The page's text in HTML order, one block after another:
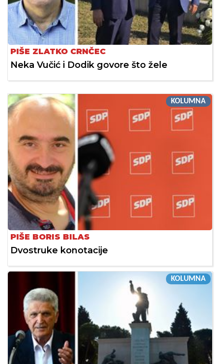
PIŠE ZLATKO CRNČEC
Neka Vučić i Dodik govore što žele
KOLUMNA
PIŠE BORIS BILAS
Dvostruke konotacije
KOLUMNA